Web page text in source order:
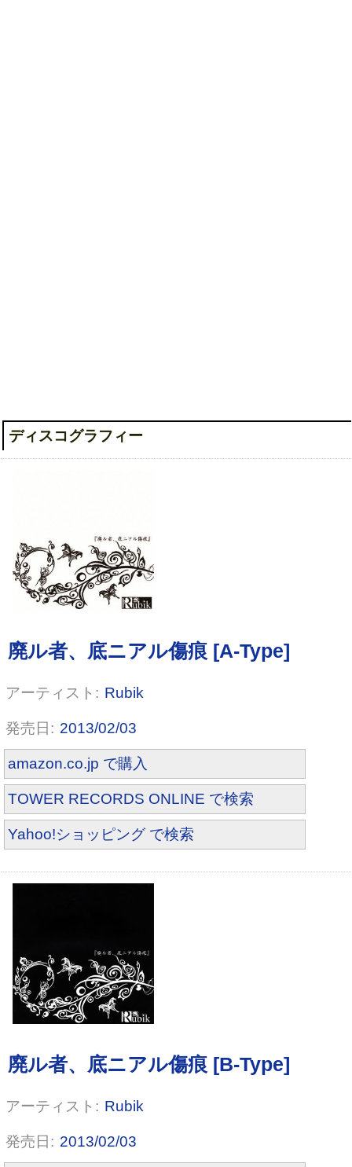
ディスコグラフィー
Rubik
2013/02/03
amazon.co.jp で購入
TOWER RECORDS ONLINE で検索
Yahoo!ショッピング で検索
廃ル者、底ニアル傷痕 [B-Type]
Rubik
2013/02/03
Red impulse
pulse of black